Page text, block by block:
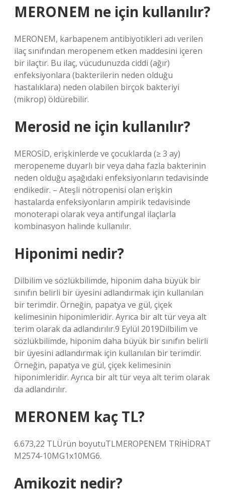
MERONEM ne için kullanılır?
MERONEM, karbapenem antibiyotikleri adı verilen
ilaç sınıfından meropenem etken maddesini içeren
bir ilaçtır. Bu ilaç, vücudunuzda ciddi (ağır)
enfeksiyonlara (bakterilerin neden olduğu
hastalıklara) neden olabilen birçok bakteriyi
(mikrop) öldürebilir.
Merosid ne için kullanılır?
MEROSİD, erişkinlerde ve çocuklarda (≥ 3 ay)
meropeneme duyarlı bir veya daha fazla bakterinin
neden olduğu aşağıdaki enfeksiyonların tedavisinde
endikedir. – Ateşli nötropenisi olan erişkin
hastalarda enfeksiyonların ampirik tedavisinde
monoterapi olarak veya antifungal ilaçlarla
kombinasyon halinde kullanılır.
Hiponimi nedir?
Dilbilim ve sözlükbilimde, hiponim daha büyük bir
sınıfın belirli bir üyesini adlandırmak için kullanılan
bir terimdir. Örneğin, papatya ve gül, çiçek
kelimesinin hiponimleridir. Ayrıca bir alt tür veya alt
terim olarak da adlandırılır.9 Eylül 2019Dilbilim ve
sözlükbilimde, hiponim daha büyük bir sınıfın belirli
bir üyesini adlandırmak için kullanılan bir terimdir.
Örneğin, papatya ve gül, çiçek kelimesinin
hiponimleridir. Ayrıca bir alt tür veya alt terim olarak
da adlandırılır.
MERONEM kaç TL?
6.673,22 TLÜrün boyutuTLMEROPENEM TRİHİDRAT
M2574-10MG1x10MG6.
Amikozit nedir?